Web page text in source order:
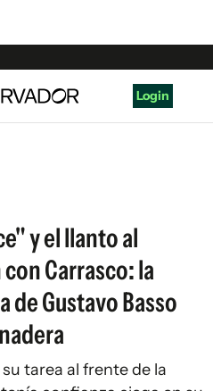
Login
y el llanto al
Carrasco: la
de Gustavo Basso
tarea al frente de la